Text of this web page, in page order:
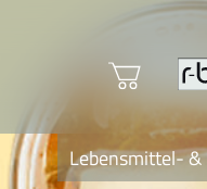
Lebensmittel-